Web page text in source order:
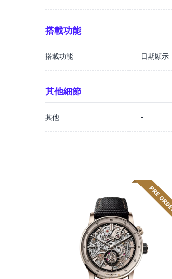
搭載功能
搭載功能 日期顯示
其他細節
其他 -